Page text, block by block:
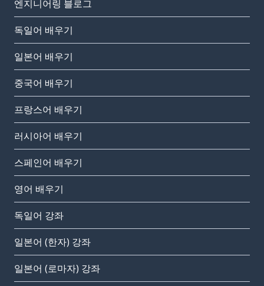
엔지니어링 블로그
독일어 배우기
일본어 배우기
중국어 배우기
프랑스어 배우기
러시아어 배우기
스페인어 배우기
영어 배우기
독일어 강좌
일본어 (한자) 강좌
일본어 (로마자) 강좌